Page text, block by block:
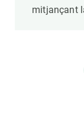
mitjançant